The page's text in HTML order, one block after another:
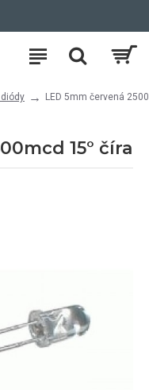
diódy LED 5mm červená
15° číra